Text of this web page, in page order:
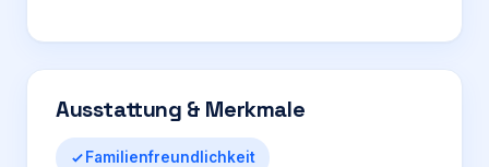
Ausstattung & Merkmale
Familienfreundlichkeit